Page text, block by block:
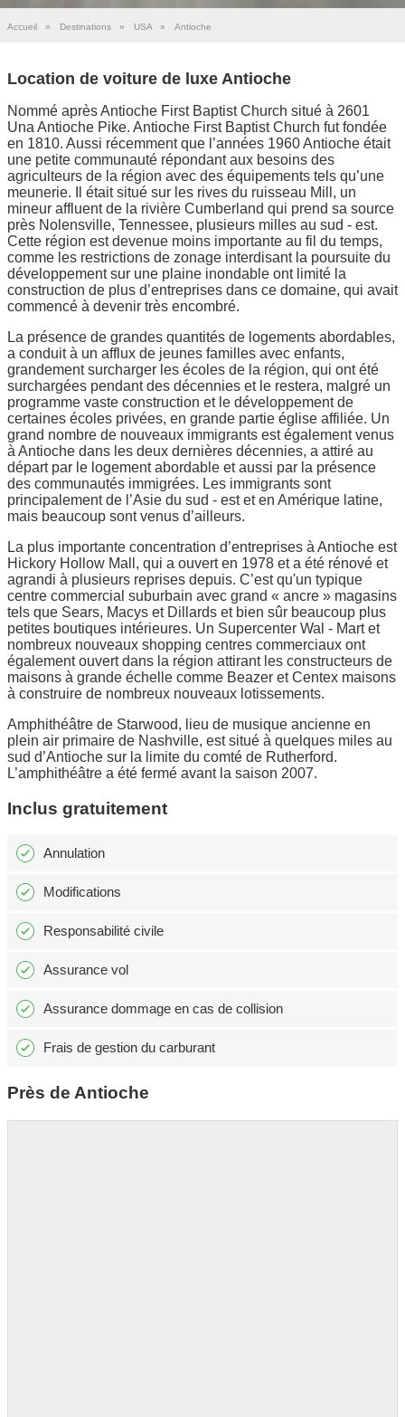
Accueil » Destinations » USA » Antioche
Location de voiture de luxe Antioche
Nommé après Antioche First Baptist Church situé à 2601
Una Antioche Pike. Antioche First Baptist Church fut fondée
en 1810. Aussi récemment que l’années 1960 Antioche était
une petite communauté répondant aux besoins des
agriculteurs de la région avec des équipements tels qu’une
meunerie. Il était situé sur les rives du ruisseau Mill, un
mineur affluent de la rivière Cumberland qui prend sa source
près Nolensville, Tennessee, plusieurs milles au sud - est.
Cette région est devenue moins importante au fil du temps,
comme les restrictions de zonage interdisant la poursuite du
développement sur une plaine inondable ont limité la
construction de plus d’entreprises dans ce domaine, qui avait
commencé à devenir très encombré.
La présence de grandes quantités de logements abordables,
a conduit à un afflux de jeunes familles avec enfants,
grandement surcharger les écoles de la région, qui ont été
surchargées pendant des décennies et le restera, malgré un
programme vaste construction et le développement de
certaines écoles privées, en grande partie église affiliée. Un
grand nombre de nouveaux immigrants est également venus
à Antioche dans les deux dernières décennies, a attiré au
départ par le logement abordable et aussi par la présence
des communautés immigrées. Les immigrants sont
principalement de l’Asie du sud - est et en Amérique latine,
mais beaucoup sont venus d’ailleurs.
La plus importante concentration d’entreprises à Antioche est
Hickory Hollow Mall, qui a ouvert en 1978 et a été rénové et
agrandi à plusieurs reprises depuis. C’est qu'un typique
centre commercial suburbain avec grand « ancre » magasins
tels que Sears, Macys et Dillards et bien sûr beaucoup plus
petites boutiques intérieures. Un Supercenter Wal - Mart et
nombreux nouveaux shopping centres commerciaux ont
également ouvert dans la région attirant les constructeurs de
maisons à grande échelle comme Beazer et Centex maisons
à construire de nombreux nouveaux lotissements.
Amphithéâtre de Starwood, lieu de musique ancienne en
plein air primaire de Nashville, est situé à quelques miles au
sud d’Antioche sur la limite du comté de Rutherford.
L’amphithéâtre a été fermé avant la saison 2007.
Inclus gratuitement
Annulation
Modifications
Responsabilité civile
Assurance vol
Assurance dommage en cas de collision
Frais de gestion du carburant
Près de Antioche